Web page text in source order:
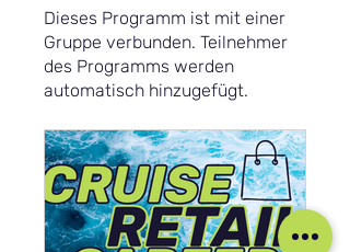
Dieses Programm ist mit einer
Gruppe verbunden. Teilnehmer
des Programms werden
automatisch hinzugefügt.